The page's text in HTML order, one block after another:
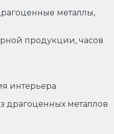
металлы,
продукции, часов
интерьера
драгоценных металлов